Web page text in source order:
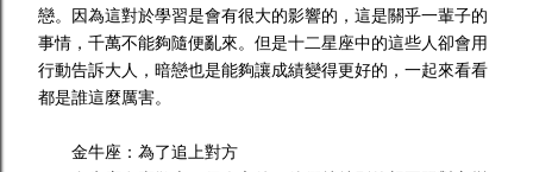
戀。因為這對於學習是會有很大的影響的，這是關乎一輩子的
事情，千萬不能夠隨便亂來。但是十二星座中的這些人卻會用
行動告訴大人，暗戀也是能夠讓成績變得更好的，一起來看看
都是誰這麼厲害。
金牛座：為了追上對方